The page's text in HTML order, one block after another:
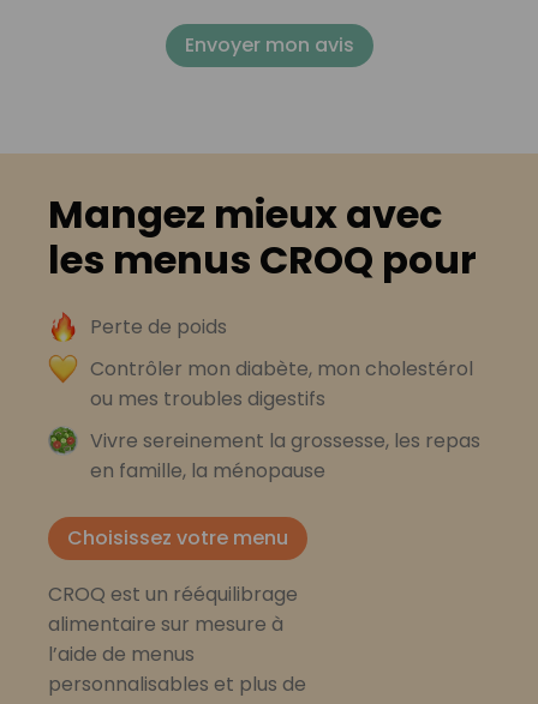
Envoyer mon avis
Mangez mieux avec
les menus CROQ pour
Perte de poids
Contrôler mon diabète, mon cholestérol
ou mes troubles digestifs
Vivre sereinement la grossesse, les repas
en famille, la ménopause
Choisissez votre menu
CROQ est un rééquilibrage
alimentaire sur mesure à
l’aide de menus
personnalisables et plus de